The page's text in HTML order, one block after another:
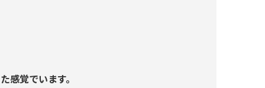
感覚でいます。